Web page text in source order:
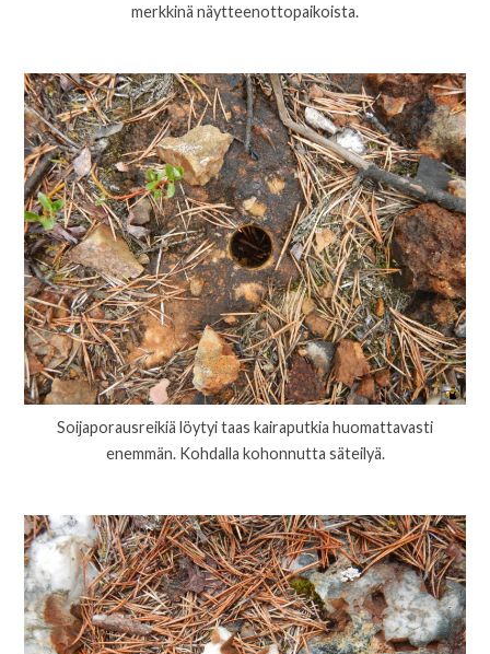
merkkinä näytteenottopaikoista.
Soijaporausreikiä löytyi taas kairaputkia huomattavasti
enemmän. Kohdalla kohonnutta säteilyä.